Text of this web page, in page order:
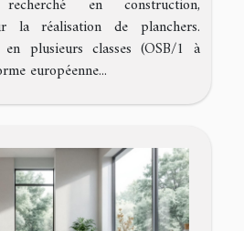
recherché en construction,
la réalisation de planchers.
en plusieurs classes (OSB/1 à
européenne...